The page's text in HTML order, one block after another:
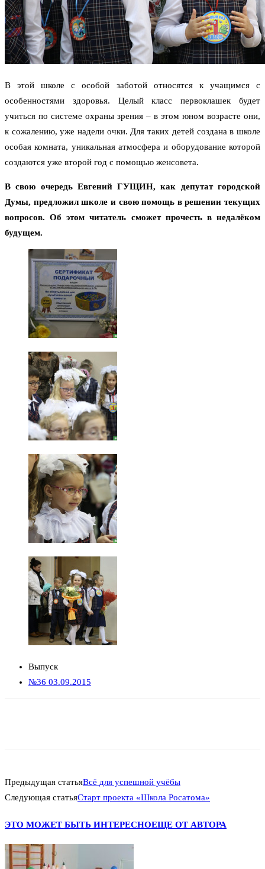
В этой школе с особой заботой относятся к учащимся с
особенностями здоровья. Целый класс первоклашек будет
учиться по системе охраны зрения – в этом юном возрасте они,
к сожалению, уже надели очки. Для таких детей создана в школе
особая комната, уникальная атмосфера и оборудование которой
создаются уже второй год с помощью женсовета.
В свою очередь Евгений ГУЩИН, как депутат городской
Думы, предложил школе и свою помощь в решении текущих
вопросов. Об этом читатель сможет прочесть в недалёком
будущем.
Выпуск
№36 03.09.2015
Предыдущая статьяВсё для успешной учёбы
Следующая статьяСтарт проекта «Школа Росатома»
ЭТО МОЖЕТ БЫТЬ ИНТЕРЕСНОЕЩЕ ОТ АВТОРА